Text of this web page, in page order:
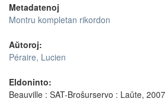
Metadatenoj
Montru kompletan rikordon
Aŭtoroj:
Péraire, Lucien
Eldoninto:
Beauville : SAT-Broŝurservo : Laǔte, 2007